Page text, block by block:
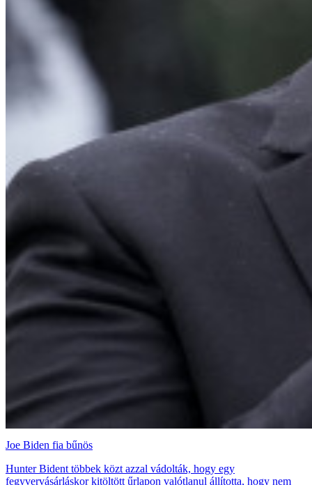
Joe Biden fia bűnös
Hunter Bident többek közt azzal vádolták, hogy egy
fegyvervásárláskor kitöltött űrlapon valótlanul állította, hogy nem